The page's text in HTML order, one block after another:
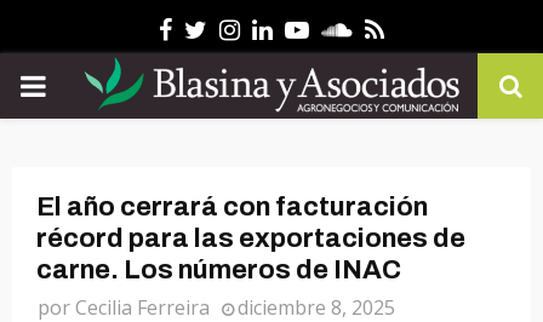
Facebook
Twitter
Instagram
Linkedin
YoutubeSoundcloud
Rss
PRIMARY
El año cerrará con facturación
récord para las exportaciones de
carne. Los números de INAC
porCecilia Ferreira diciembre 8, 2025